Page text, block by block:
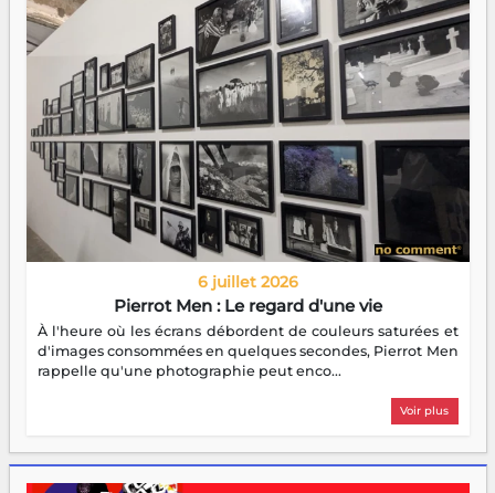
6 juillet 2026
Pierrot Men : Le regard d'une vie
À l'heure où les écrans débordent de couleurs saturées et
d'images consommées en quelques secondes, Pierrot Men
rappelle qu'une photographie peut enco...
Voir plus